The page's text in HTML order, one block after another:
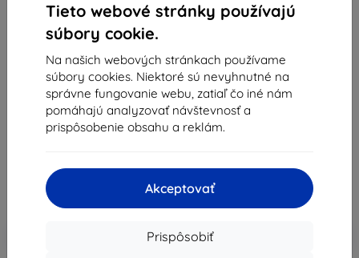
Tieto webové stránky používajú
súbory cookie.
Na našich webových stránkach používame
súbory cookies. Niektoré sú nevyhnutné na
správne fungovanie webu, zatiaľ čo iné nám
pomáhajú analyzovať návštevnosť a
prispôsobenie obsahu a reklám.
Akceptovať
Prispôsobiť
Ochranné sklo PanzerGlass iPhone Xs Max / 11 Pro
Max – Dual Privacy
Vhodné pre:
Apple iPhone XS Max
Apple iPhone 11 Pro Max
Popis a špecifikácia
34,96 €
Cena bez DPH
Zľava s kupónomEXTRA10